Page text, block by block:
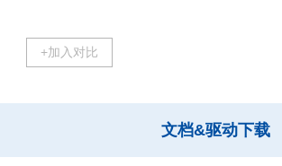
+加入对比
文档&驱动下载